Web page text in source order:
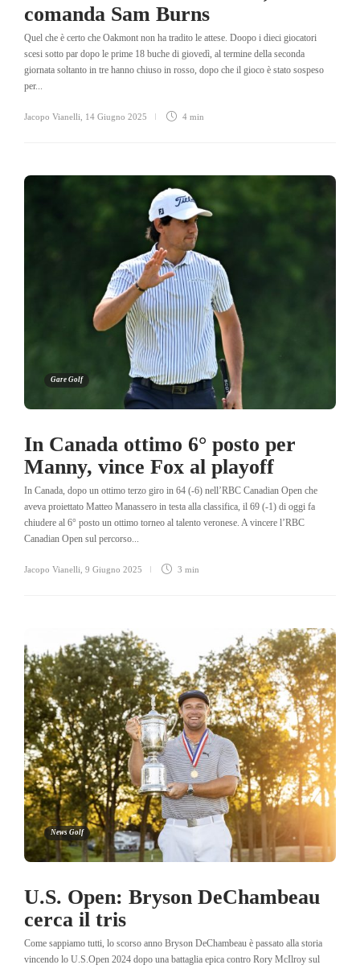
comanda Sam Burns
Quel che è certo che Oakmont non ha tradito le attese. Doopo i dieci giocatori
scesi sotto par dopo le prime 18 buche di giovedì, al termine della seconda
giornata soltanto in tre hanno chiuso in rosso, dopo che il gioco è stato sospeso
per...
Jacopo Vianelli 14 Giugno 2025 4 min
Gare Golf
In Canada ottimo 6° posto per
Manny, vince Fox al playoff
In Canada, dopo un ottimo terzo giro in 64 (-6) nell’RBC Canadian Open che
aveva proiettato Matteo Manassero in testa alla classifica, il 69 (-1) di oggi fa
chiudere al 6° posto un ottimo torneo al talento veronese. A vincere l’RBC
Canadian Open sul percorso...
Jacopo Vianelli 9 Giugno 2025 3 min
News Golf
U.S. Open: Bryson DeChambeau
cerca il tris
Come sappiamo tutti, lo scorso anno Bryson DeChambeau è passato alla storia
vincendo lo U.S.Open 2024 dopo una battaglia epica contro Rory McIlroy sul